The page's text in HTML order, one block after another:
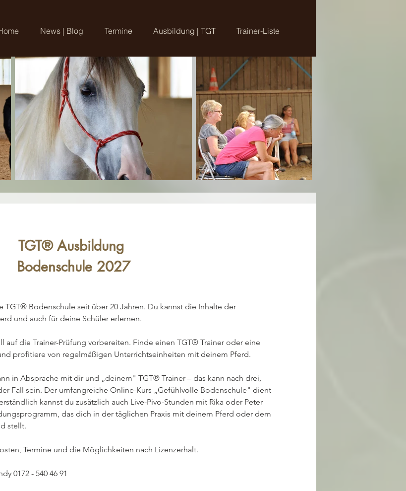
News | Blog Termine Ausbildung | TGT Trainer-Liste
TGT® Ausbildung
Bodenschule 2027
TGT® Bodenschule seit über 20 Jahren. Du kannst die Inhalte der
und auch für deine Schüler erlernen.
auf die Trainer-Prüfung vorbereiten. Finde einen TGT® Trainer oder eine
profitiere von regelmäßigen Unterrichtseinheiten mit deinem Pferd.
in Absprache mit dir und „deinem" TGT® Trainer – das kann nach drei,
Fall sein. Der umfangreiche Online-Kurs „Gefühlvolle Bodenschule" dient
kannst du zusätzlich auch Live-Pivo-Stunden mit Rika oder Peter
das dich in der täglichen Praxis mit deinem Pferd oder dem
stellt.
Termine und die Möglichkeiten nach Lizenzerhalt.
0172 - 540 46 91